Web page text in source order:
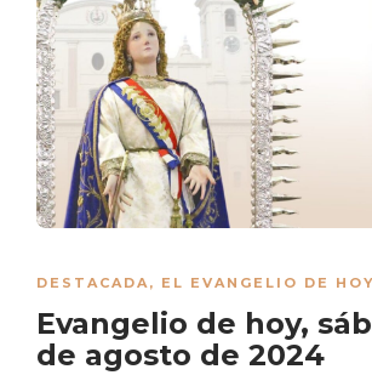
DESTACADA, EL EVANGELIO DE HOY
Evangelio de hoy,
de agosto de 2024